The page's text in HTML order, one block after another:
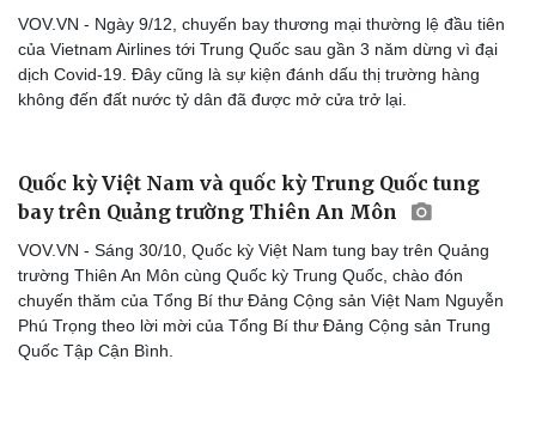
VOV.VN - Ngày 9/12, chuyến bay thương mại thường lệ đầu tiên
của Vietnam Airlines tới Trung Quốc sau gần 3 năm dừng vì đại
dịch Covid-19. Đây cũng là sự kiện đánh dấu thị trường hàng
không đến đất nước tỷ dân đã được mở cửa trở lại.